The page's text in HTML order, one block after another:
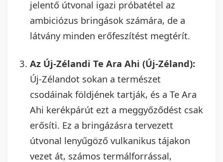
jelentő útvonal igazi próbatétel az
ambiciózus bringások számára, de a
látvány minden erőfeszítést megtérít.
Az Új-Zélandi Te Ara Ahi (Új-Zéland):
Új-Zélandot sokan a természet
csodáinak földjének tartják, és a Te Ara
Ahi kerékpárút ezt a meggyőződést csak
erősíti. Ez a bringázásra tervezett
útvonal lenyűgöző vulkanikus tájakon
vezet át, számos termálforrással,